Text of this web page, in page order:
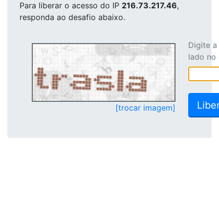
Para liberar o acesso do IP 216.73.217.46,
responda ao desafio abaixo.
[trocar imagem]
Digite
lado no